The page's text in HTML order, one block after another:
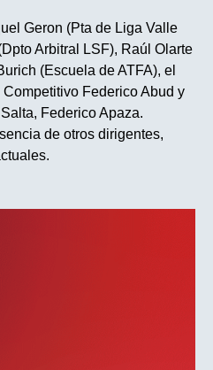
Geron (Pta de Liga Valle
Arbitral LSF), Raúl Olarte
(Escuela de ATFA), el
Federico Abud y
Federico Apaza.
de otros dirigentes,